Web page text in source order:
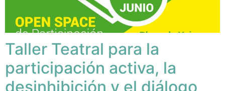
Taller Teatral para la
participación activa, la
desinhibición y el diálogo